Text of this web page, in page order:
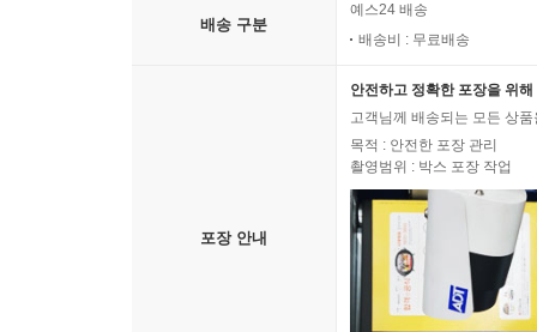
배송 구분
예스24 배송
배송비 : 무료배송
포장 안내
안전하고 정확한 포장을 위
고객님께 배송되는 모든 상
목적 : 안전한 포장 관리
촬영범위 : 박스 포장 작업